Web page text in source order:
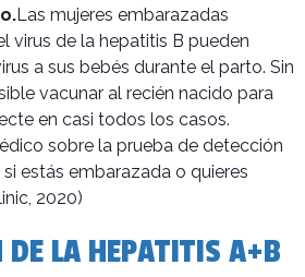
Las mujeres embarazadas
virus de la hepatitis B pueden
a sus bebés durante el parto. Sin
vacunar al recién nacido para
en casi todos los casos.
sobre la prueba de detección
estás embarazada o quieres
2020)
DE LA HEPATITIS A+B